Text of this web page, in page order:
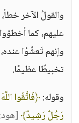
والقولُ الآخر
عليهم، كما
وإنهم تَعشَّوْا
تخبيطًا عظيمًا.
وقوله:﴿فَاتَّقُوا
رَجُلٌ رَشِيدٌ﴾[هود: